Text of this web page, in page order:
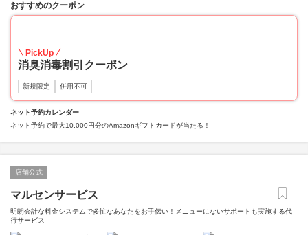
おすすめのクーポン
PickUp
消臭消毒割引クーポン
新規限定 併用不可
ネット予約カレンダー
ネット予約で最大10,000円分のAmazonギフトカードが当たる！
店舗公式
マルセンサービス
明朗会計な料金システムで多忙なあなたをお手伝い！メニューにないサポートも実施する代
行サービス